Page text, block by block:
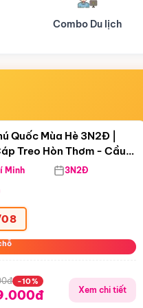
Tour Doanh Nghiệp
10:15:34
Treo Hòn Thơm
Quốc Mùa Hè 3N2Đ |
Treo Hòn Thơm - Cầu
Viên Nước Aquatopia
Minh 3N2Đ
-10%
Xem chi tiết